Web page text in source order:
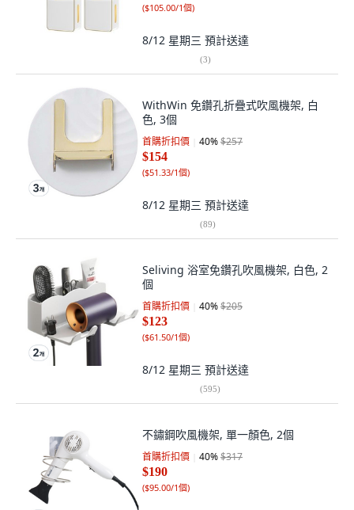
($105.00/1個)
8/12 星期三 預計送達
(3)
WithWin 免鑽孔折疊式吹風機架, 白
色, 3個
首購折扣價 40%$257
$154
($51.33/1個)
8/12 星期三 預計送達
(89)
Seliving 浴室免鑽孔吹風機架, 白色, 2
個
首購折扣價 40%$205
$123
($61.50/1個)
8/12 星期三 預計送達
(595)
不鏽鋼吹風機架, 單一顏色, 2個
首購折扣價 40%$317
$190
($95.00/1個)